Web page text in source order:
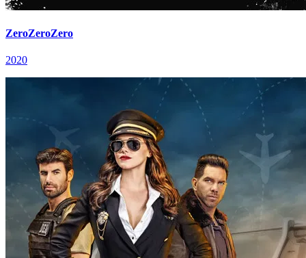
ZeroZeroZero
2020